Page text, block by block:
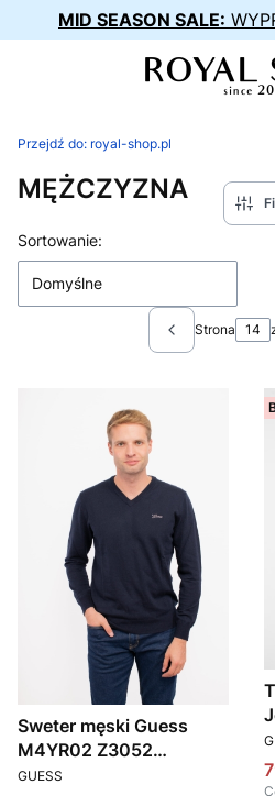
MID SEASON SALE:
Przejdź do: royal-shop.pl
MĘŻCZYZNA
Lista produktów
Sortowanie:
Domyślne
Poprzednie
Strona
Sweter męski Guess
M4YR02 Z3052
granatowy
PRODUCENT
GUESS